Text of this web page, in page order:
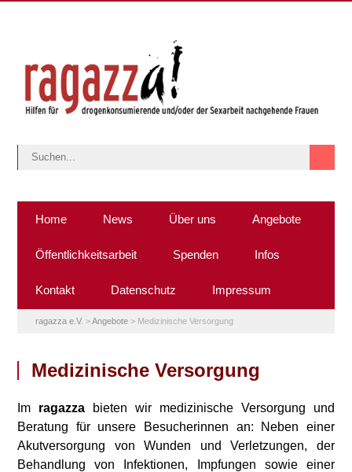
Home News Über uns Angebote
Öffentlichkeitsarbeit Spenden Infos
Kontakt Datenschutz Impressum
ragazza e.V. >Angebote > Medizinische Versorgung
Medizinische Versorgung
Im ragazza bieten wir medizinische Versorgung und
Beratung für unsere Besucherinnen an: Neben einer
Akutversorgung von Wunden und Verletzungen, der
Behandlung von Infektionen, Impfungen sowie einer